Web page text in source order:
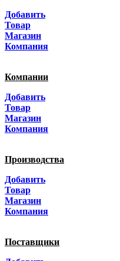
Добавить
Товар
Магазин
Компания
Компании
Добавить
Товар
Магазин
Компания
Производства
Добавить
Товар
Магазин
Компания
Поставщики